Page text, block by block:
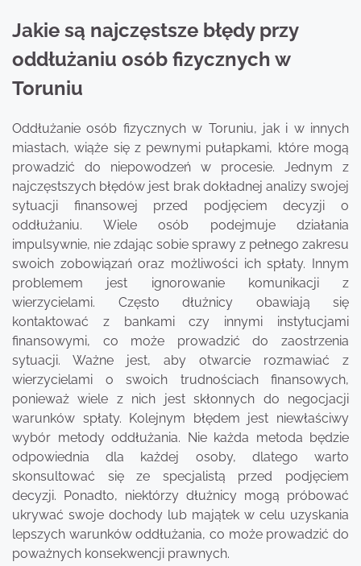
Jakie są najczęstsze błędy przy
oddłużaniu osób fizycznych w
Toruniu
Oddłużanie osób fizycznych w Toruniu, jak i w innych
miastach, wiąże się z pewnymi pułapkami, które mogą
prowadzić do niepowodzeń w procesie. Jednym z
najczęstszych błędów jest brak dokładnej analizy swojej
sytuacji finansowej przed podjęciem decyzji o
oddłużaniu. Wiele osób podejmuje działania
impulsywnie, nie zdając sobie sprawy z pełnego zakresu
swoich zobowiązań oraz możliwości ich spłaty. Innym
problemem jest ignorowanie komunikacji z
wierzycielami. Często dłużnicy obawiają się
kontaktować z bankami czy innymi instytucjami
finansowymi, co może prowadzić do zaostrzenia
sytuacji. Ważne jest, aby otwarcie rozmawiać z
wierzycielami o swoich trudnościach finansowych,
ponieważ wiele z nich jest skłonnych do negocjacji
warunków spłaty. Kolejnym błędem jest niewłaściwy
wybór metody oddłużania. Nie każda metoda będzie
odpowiednia dla każdej osoby, dlatego warto
skonsultować się ze specjalistą przed podjęciem
decyzji. Ponadto, niektórzy dłużnicy mogą próbować
ukrywać swoje dochody lub majątek w celu uzyskania
lepszych warunków oddłużania, co może prowadzić do
poważnych konsekwencji prawnych.